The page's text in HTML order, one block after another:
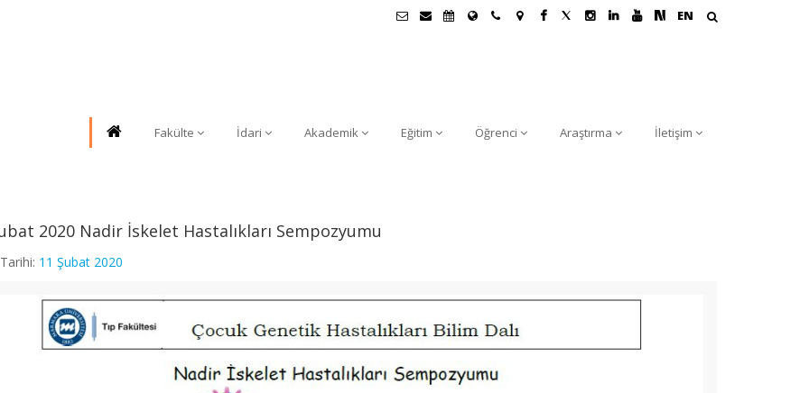
EN
Fakülte İdari Akademik Eğitim Öğrenci Araştırma İletişim
2020 Nadir İskelet Hastalıkları Sempozyumu
11 Şubat 2020